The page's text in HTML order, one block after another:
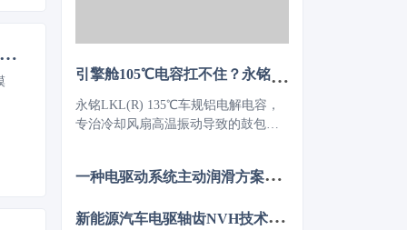
超越 Vision Banana！商汤开源 SenseNova-Vision：视觉任务大统一，经典视觉并入大模型
引擎舱105℃电容扛不住？永铭LKL(R) 135℃车规铝电解电容，破解冷却风扇高温振动失效难题
永铭LKL(R) 135℃车规铝电解电容，
专治冷却风扇高温振动导致的鼓包漏
≤10PPM（传统方案300PPM）。可PIN
板。100万颗用量售后赔付从45万降至
一
种电驱动系统主动润滑方案的设计与分析
新
能源汽车电驱轴齿NVH技术图谱研究